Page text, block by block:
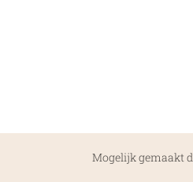
Mogelijk gemaakt